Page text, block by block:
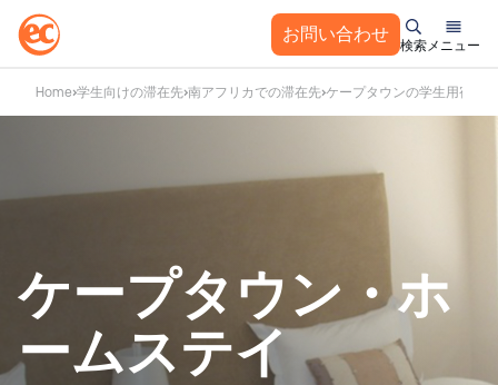
お問い合わせ
検索メニュー
Home 学生向けの滞在先 南アフリカでの滞在先 ケープタウンの学生用宿泊
ケープタウン・ホ
ームステイ